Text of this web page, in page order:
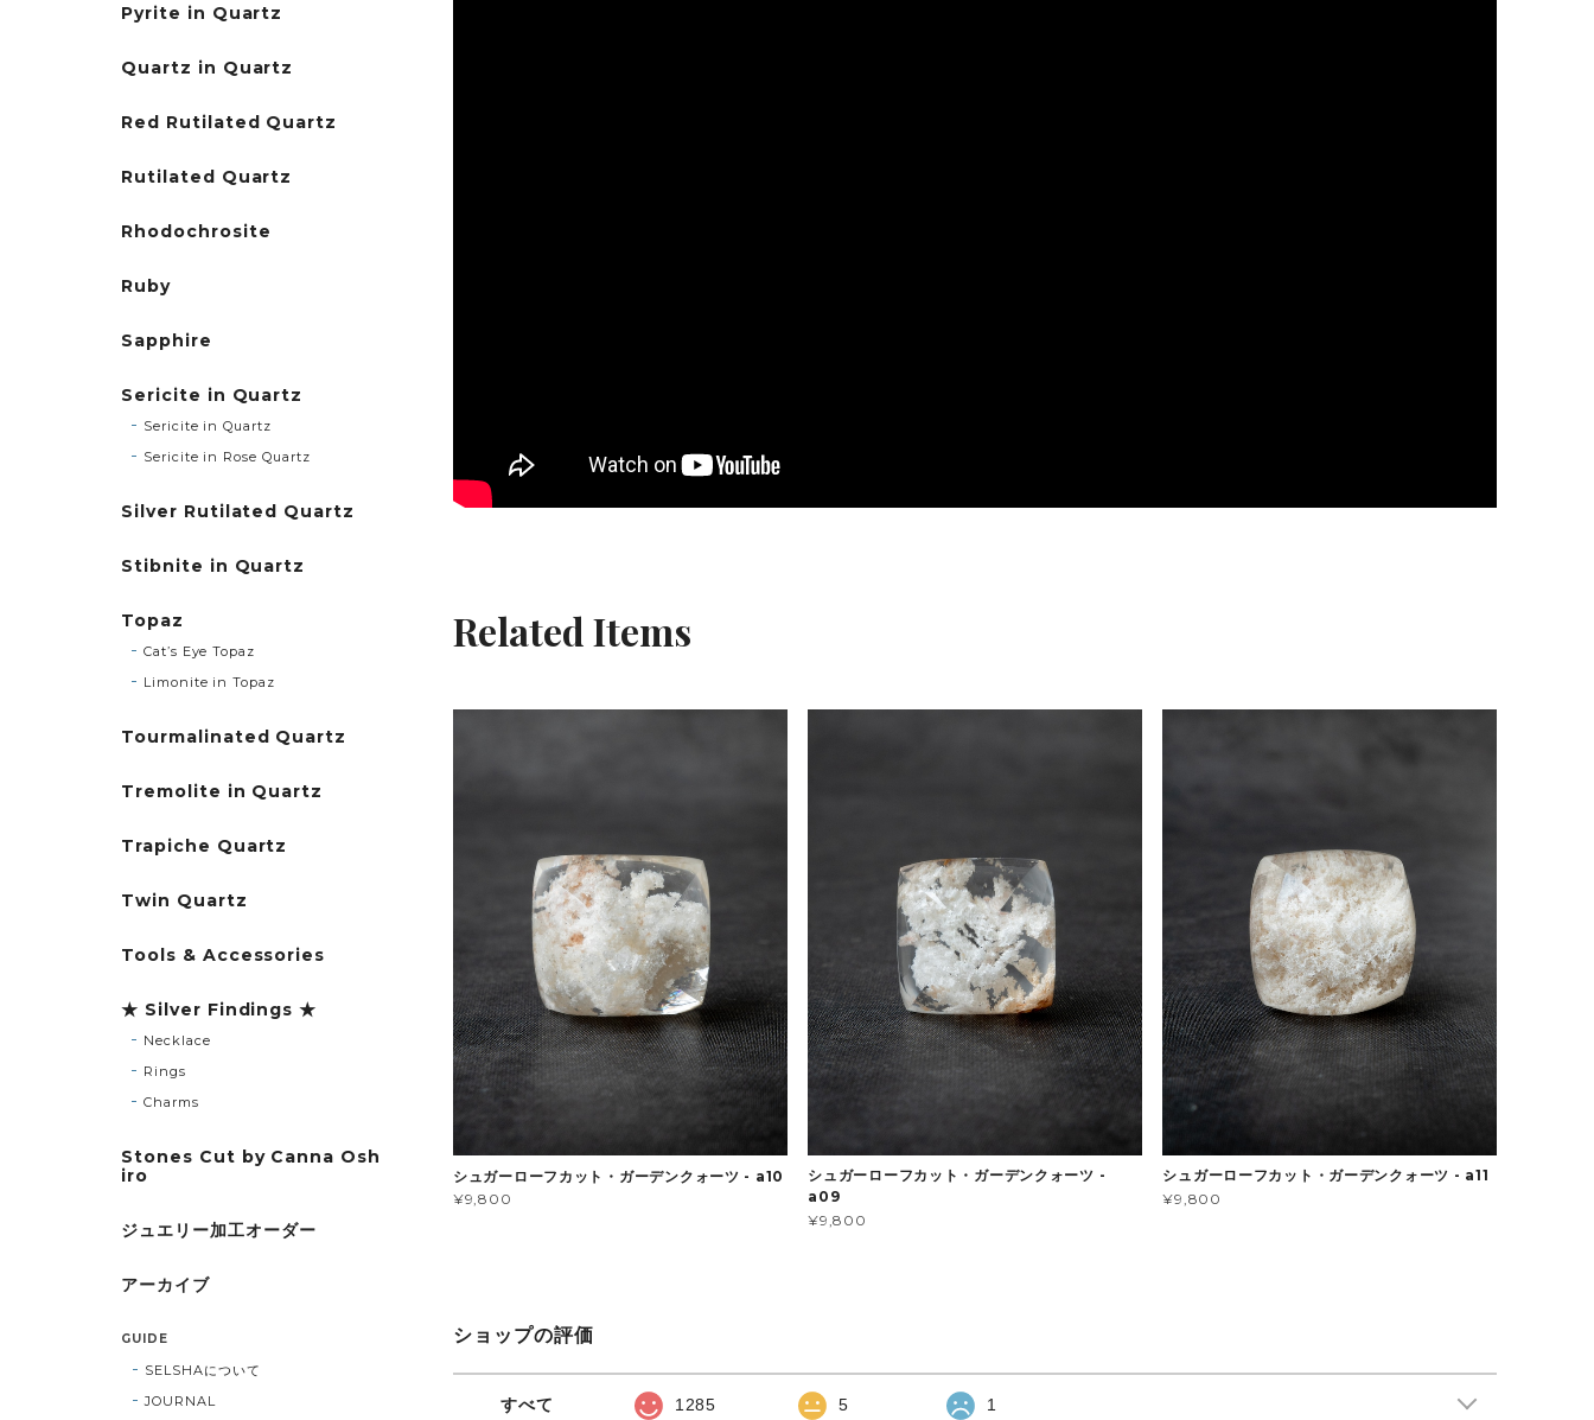
Related Items
シュガーローフカット・ガーデンクォーツ - a10
¥9,800
シュガーローフカット・ガーデンクォーツ -
a09
¥9,800
シュガーローフカット・ガーデンクォーツ - a11
¥9,800
ショップの評価
すべて 1285 5 1
Pyrite in Quartz
Quartz in Quartz
Red Rutilated Quartz
Rutilated Quartz
Rhodochrosite
Ruby
Sapphire
Sericite in Quartz
Sericite in Quartz
Sericite in Rose Quartz
Silver Rutilated Quartz
Stibnite in Quartz
Topaz
Cat’s Eye Topaz
Limonite in Topaz
Tourmalinated Quartz
Tremolite in Quartz
Trapiche Quartz
Twin Quartz
Tools & Accessories
★ Silver Findings ★
Necklace
Rings
Charms
Stones Cut by Canna Osh
iro
ジュエリー加工オーダー
アーカイブ
GUIDE
SELSHAについて
JOURNAL